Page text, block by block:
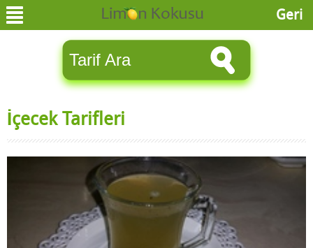
Geri
İçecek Tarifleri